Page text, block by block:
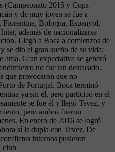
(Campeonato 2015 y Copa
y de muy joven se fue a
Fiorentina, Bologna, Espanyol,
además de nacionalizarse
Llegó a Boca a comienzos de
se dio el gran sueño de su vida:
ama. Gran expectativa se generó
no fue tan destacado.
que provocaron que no
de Portugal. Boca terminó
ya sin él, pero participó en el
se fue él y llegó Tevez, y
pero ambos fueron
En enero de 2016 se logró
sí la dupla con Tevez. De
internos pusieron
club